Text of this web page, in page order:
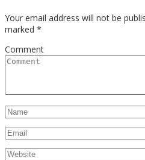
Your email address will not be
marked *
Comment